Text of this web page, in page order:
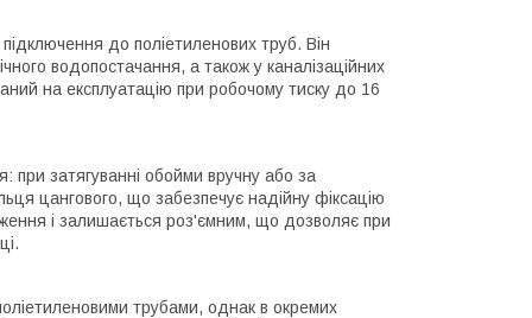
до поліетиленових труб. Він
водопостачання, а також у каналізаційних
на експлуатацію при робочому тиску до 16
при затягуванні обойми вручну або за
цангового, що забезпечує надійну фіксацію
і залишається роз'ємним, що дозволяє при
трубами, однак в окремих